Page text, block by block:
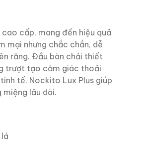
cấp, mang đến hiệu quả
mại nhưng chắc chắn, dễ
răng. Đầu bàn chải thiết
trượt tạo cảm giác thoải
tế. Nockito Lux Plus giúp
lâu dài.
lá